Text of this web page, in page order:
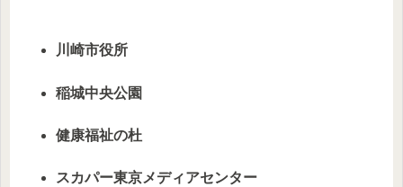
川崎市役所
稲城中央公園
健康福祉の杜
スカパー東京メディアセンター